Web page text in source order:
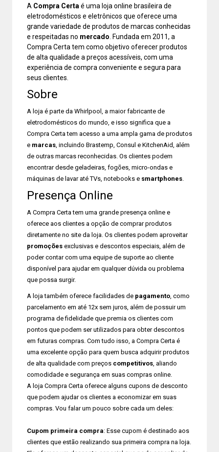
A Compra Certa é uma loja online brasileira de
eletrodomésticos e eletrônicos que oferece uma
grande variedade de produtos de marcas conhecidas
e respeitadas no mercado . Fundada em 2011, a
Compra Certa tem como objetivo oferecer produtos
de alta qualidade a preços acessíveis, com uma
experiência de compra conveniente e segura para
seus clientes.
Sobre
A loja é parte da Whirlpool, a maior fabricante de
eletrodomésticos do mundo, e isso significa que a
Compra Certa tem acesso a uma ampla gama de produtos
e marcas , incluindo Brastemp, Consul e KitchenAid, além
de outras marcas reconhecidas. Os clientes podem
encontrar desde geladeiras, fogões, micro-ondas e
máquinas de lavar até TVs, notebooks e smartphones
Presença Online
A Compra Certa tem uma grande presença online e
oferece aos clientes a opção de comprar produtos
diretamente no site da loja. Os clientes podem aproveitar
promoções exclusivas e descontos especiais, além de
poder contar com uma equipe de suporte ao cliente
disponível para ajudar em qualquer dúvida ou problema
que possa surgir.
A loja também oferece facilidades de pagamento , como
parcelamento em até 12x sem juros, além de possuir um
programa de fidelidade que premia os clientes com
pontos que podem ser utilizados para obter descontos
em futuras compras. Com tudo isso, a Compra Certa é
uma excelente opção para quem busca adquirir produtos
de alta qualidade com preços competitivos , aliando
comodidade e segurança em suas compras online.
A loja Compra Certa oferece alguns cupons de desconto
que podem ajudar os clientes a economizar em suas
compras. Vou falar um pouco sobre cada um deles:
Cupom primeira compra: Esse cupom é destinado aos
clientes que estão realizando sua primeira compra na loja.